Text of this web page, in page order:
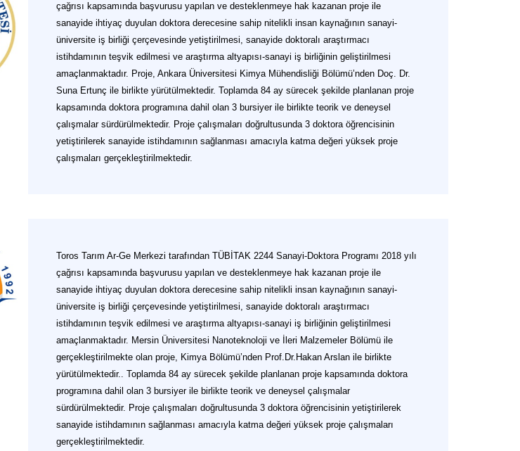
çağrısı kapsamında başvurusu yapılan ve desteklenmeye hak kazanan proje ile
sanayide ihtiyaç duyulan doktora derecesine sahip nitelikli insan kaynağının sanayi-
üniversite iş birliği çerçevesinde yetiştirilmesi, sanayide doktoralı araştırmacı
istihdamının teşvik edilmesi ve araştırma altyapısı-sanayi iş birliğinin geliştirilmesi
amaçlanmaktadır. Proje, Ankara Üniversitesi Kimya Mühendisliği Bölümü’nden Doç. Dr.
Suna Ertunç ile birlikte yürütülmektedir. Toplamda 84 ay sürecek şekilde planlanan proje
kapsamında doktora programına dahil olan 3 bursiyer ile birlikte teorik ve deneysel
çalışmalar sürdürülmektedir. Proje çalışmaları doğrultusunda 3 doktora öğrencisinin
yetiştirilerek sanayide istihdamının sağlanması amacıyla katma değeri yüksek proje
çalışmaları gerçekleştirilmektedir.
Toros Tarım Ar-Ge Merkezi tarafından TÜBİTAK 2244 Sanayi-Doktora Programı 2018 yılı
çağrısı kapsamında başvurusu yapılan ve desteklenmeye hak kazanan proje ile
sanayide ihtiyaç duyulan doktora derecesine sahip nitelikli insan kaynağının sanayi-
üniversite iş birliği çerçevesinde yetiştirilmesi, sanayide doktoralı araştırmacı
istihdamının teşvik edilmesi ve araştırma altyapısı-sanayi iş birliğinin geliştirilmesi
amaçlanmaktadır. Mersin Üniversitesi Nanoteknoloji ve İleri Malzemeler Bölümü ile
gerçekleştirilmekte olan proje, Kimya Bölümü’nden Prof.Dr.Hakan Arslan ile birlikte
yürütülmektedir.. Toplamda 84 ay sürecek şekilde planlanan proje kapsamında doktora
programına dahil olan 3 bursiyer ile birlikte teorik ve deneysel çalışmalar
sürdürülmektedir. Proje çalışmaları doğrultusunda 3 doktora öğrencisinin yetiştirilerek
sanayide istihdamının sağlanması amacıyla katma değeri yüksek proje çalışmaları
gerçekleştirilmektedir.